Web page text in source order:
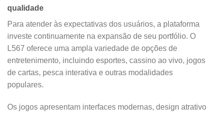
qualidade
Para atender às expectativas dos usuários, a plataforma
investe continuamente na expansão de seu portfólio. O
L567 oferece uma ampla variedade de opções de
entretenimento, incluindo esportes, cassino ao vivo, jogos
de cartas, pesca interativa e outras modalidades
populares.
Os jogos apresentam interfaces modernas, design atrativo